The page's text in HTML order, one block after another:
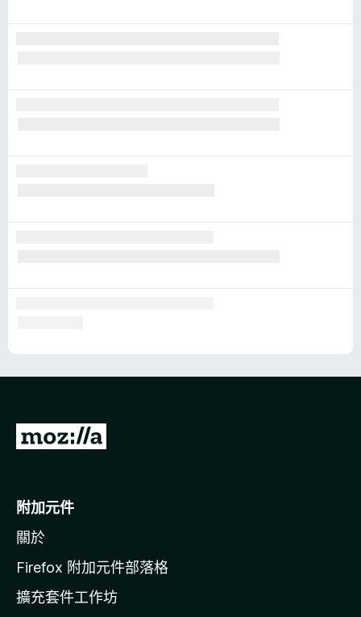
前
o
i
l
a
附加元件
關於
Firefox 附加元件部落格
擴充套件工作坊